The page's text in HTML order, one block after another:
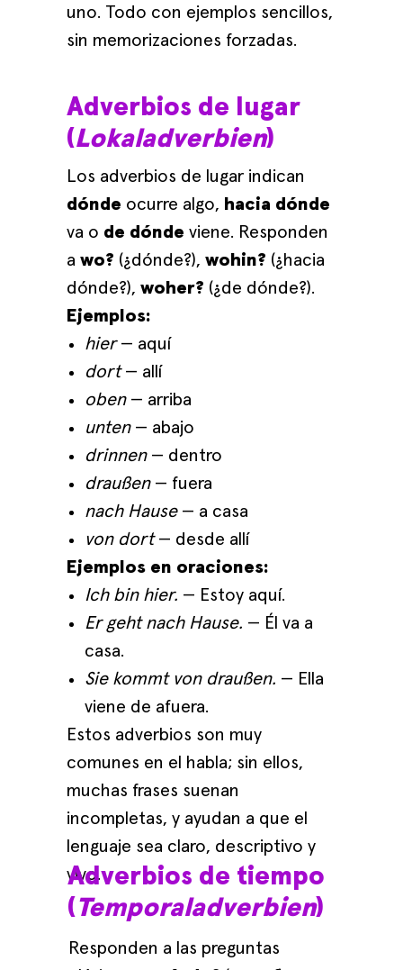
Responden a las preguntas
Los adverbios de lugar indican
dónde ocurre algo, hacia dónde
va o de dónde viene. Responden
a wo? (¿dónde?), wohin? (¿hacia
dónde?), woher? (¿de dónde?).
Ejemplos:
hier— aquí
dort— allí
oben— arriba
unten— abajo
drinnen— dentro
draußen— fuera
nach Hause— a casa
von dort— desde allí
Ejemplos en oraciones:
Ich bin hier. — Estoy aquí.
Er geht nach Hause. — Él va a
casa.
Sie kommt von draußen. — Ella
viene de afuera.
Estos adverbios son muy
comunes en el habla; sin ellos,
muchas frases suenan
incompletas, y ayudan a que el
lenguaje sea claro, descriptivo y
vivo.
uno. Todo con ejemplos sencillos,
sin memorizaciones forzadas.
Adverbios de tiempo
(Temporaladverbien)
Adverbios de lugar
(Lokaladverbien)